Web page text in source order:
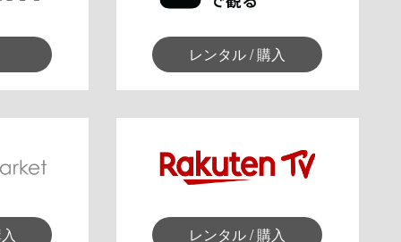
レンタル / 購入
レンタル / 購入